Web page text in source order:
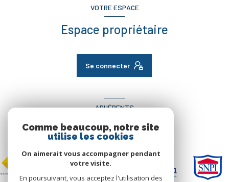
VOTRE ESPACE
Espace propriétaire
Se connecter
ADHÉRENTS
Nous adhérons
Comme beaucoup, notre site
utilise les cookies
On aimerait vous accompagner pendant
votre visite.
En poursuivant, vous acceptez l'utilisation des